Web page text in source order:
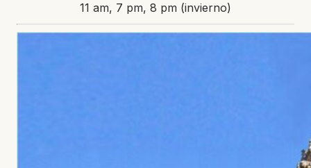
11 am, 7 pm, 8 pm (invierno)